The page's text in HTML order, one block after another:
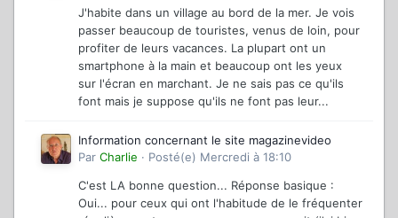
J'habite dans un village au bord de la mer. Je vois
passer beaucoup de touristes, venus de loin, pour
profiter de leurs vacances. La plupart ont un
smartphone à la main et beaucoup ont les yeux
sur l'écran en marchant. Je ne sais pas ce qu'ils
font mais je suppose qu'ils ne font pas leur...
Information concernant le site magazinevideo
Par Charlie · Posté(e) Mercredi à 18:10
C'est LA bonne question... Réponse basique :
Oui... pour ceux qui ont l'habitude de le fréquenter